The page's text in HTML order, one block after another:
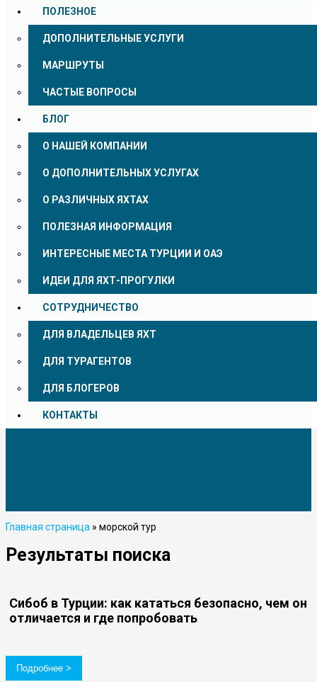
ПОЛЕЗНОЕ
ДОПОЛНИТЕЛЬНЫЕ УСЛУГИ
МАРШРУТЫ
ЧАСТЫЕ ВОПРОСЫ
БЛОГ
О НАШЕЙ КОМПАНИИ
О ДОПОЛНИТЕЛЬНЫХ УСЛУГАХ
О РАЗЛИЧНЫХ ЯХТАХ
ПОЛЕЗНАЯ ИНФОРМАЦИЯ
ИНТЕРЕСНЫЕ МЕСТА ТУРЦИИ И ОАЭ
ИДЕИ ДЛЯ ЯХТ-ПРОГУЛКИ
СОТРУДНИЧЕСТВО
ДЛЯ ВЛАДЕЛЬЦЕВ ЯХТ
ДЛЯ ТУРАГЕНТОВ
ДЛЯ БЛОГЕРОВ
КОНТАКТЫ
Главная страница » морской тур
Результаты поиска
Сибоб в Турции: как кататься безопасно, чем он
отличается и где попробовать
Подробнее >